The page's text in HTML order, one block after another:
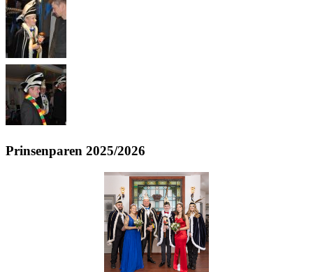
Prinsenparen 2025/2026